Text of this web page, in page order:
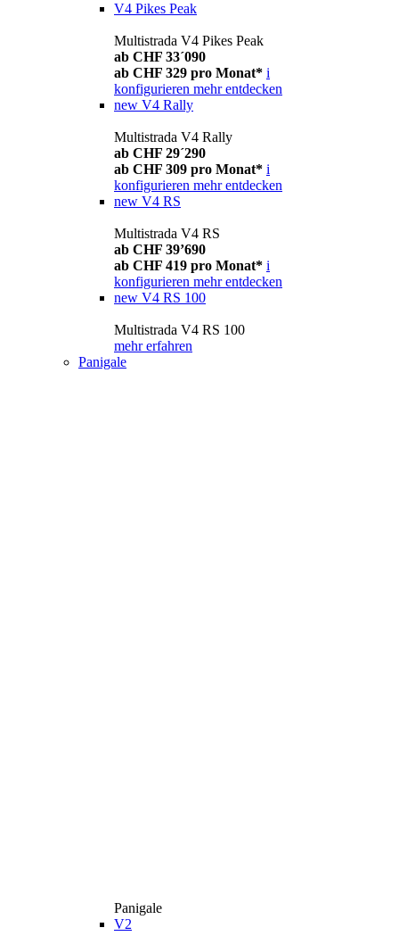
V4 Pikes Peak
Multistrada V4 Pikes Peak
ab CHF 33´090
ab CHF 329 pro Monat* i
konfigurieren mehr entdecken
new V4 Rally
Multistrada V4 Rally
ab CHF 29´290
ab CHF 309 pro Monat* i
konfigurieren mehr entdecken
new V4 RS
Multistrada V4 RS
ab CHF 39’690
ab CHF 419 pro Monat* i
konfigurieren mehr entdecken
new V4 RS 100
Multistrada V4 RS 100
mehr erfahren
Panigale
Panigale
V2